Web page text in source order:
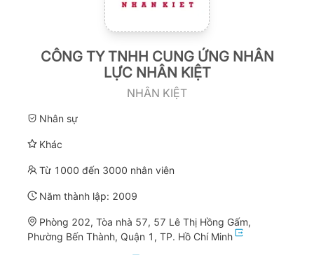
CÔNG TY TNHH CUNG ỨNG NHÂN
LỰC NHÂN KIỆT
NHÂN KIỆT
Nhân sự
Khác
Từ 1000 đến 3000 nhân viên
Năm thành lập: 2009
Phòng 202, Tòa nhà 57, 57 Lê Thị Hồng Gấm,
Phường Bến Thành, Quận 1, TP. Hồ Chí Minh